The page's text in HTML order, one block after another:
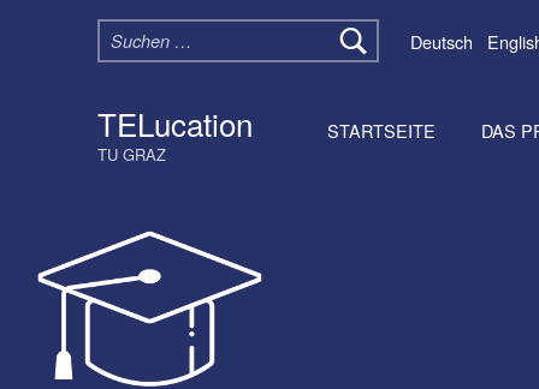
TELucation
TU GRAZ
STARTSEITE DAS
Suchen nach:
Deutsch